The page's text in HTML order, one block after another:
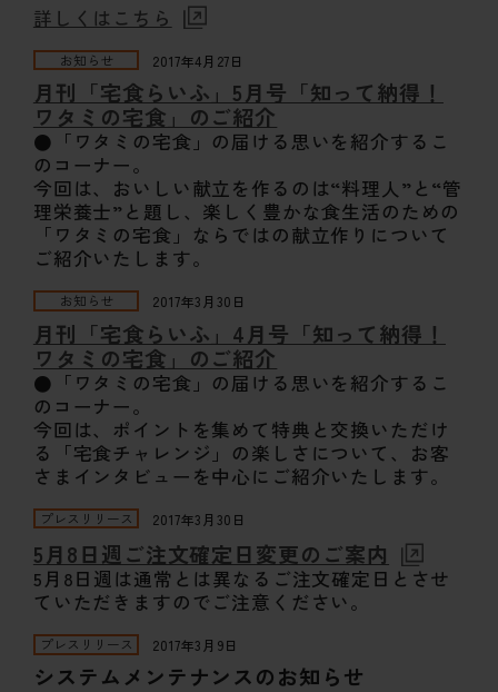
詳しくはこちら
お知らせ 2017年4月27日
月刊「宅食らいふ」5月号「知って納得！
ワタミの宅食」のご紹介
●「ワタミの宅食」の届ける思いを紹介するこ
のコーナー。
今回は、おいしい献立を作るのは“料理人”と“管
理栄養士”と題し、楽しく豊かな食生活のための
「ワタミの宅食」ならではの献立作りについて
ご紹介いたします。
お知らせ 2017年3月30日
月刊「宅食らいふ」4月号「知って納得！
ワタミの宅食」のご紹介
●「ワタミの宅食」の届ける思いを紹介するこ
のコーナー。
今回は、ポイントを集めて特典と交換いただけ
る「宅食チャレンジ」の楽しさについて、お客
さまインタビューを中心にご紹介いたします。
プレスリリース 2017年3月30日
5月8日週ご注文確定日変更のご案内
5月8日週は通常とは異なるご注文確定日とさせ
ていただきますのでご注意ください。
プレスリリース 2017年3月9日
システムメンテナンスのお知らせ